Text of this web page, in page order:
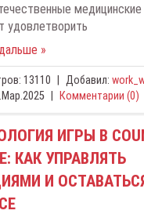
медицинские
удовлетворить
»
13110 Добавил:
Комментарии (0)
ИГРЫ В
КАК УПРАВЛЯТЬ
И